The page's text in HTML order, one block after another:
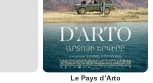
Le Pays d’Arto